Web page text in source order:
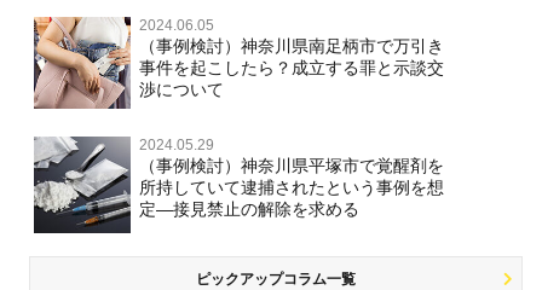
2024.06.05
（事例検討）神奈川県南足柄市で万引き
事件を起こしたら？成立する罪と示談交
渉について
2024.05.29
（事例検討）神奈川県平塚市で覚醒剤を
所持していて逮捕されたという事例を想
定―接見禁止の解除を求める
ピックアップコラム一覧